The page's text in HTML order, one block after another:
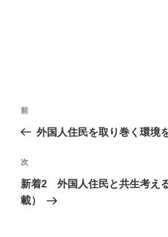
投
ナ
ビ
ゲ
ー
前
の
稿
前
外国人住民を取り巻く環境
次
の
投
次
新着2 外国人住民と共生考え
載）